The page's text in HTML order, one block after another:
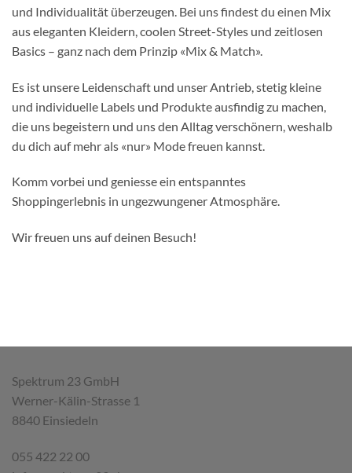
und Individualität überzeugen. Bei uns findest du einen Mix
aus eleganten Kleidern, coolen Street-Styles und zeitlosen
Basics – ganz nach dem Prinzip «Mix & Match».
Es ist unsere Leidenschaft und unser Antrieb, stetig kleine
und individuelle Labels und Produkte ausfindig zu machen,
die uns begeistern und uns den Alltag verschönern, weshalb
du dich auf mehr als «nur» Mode freuen kannst.
Komm vorbei und geniesse ein entspanntes
Shoppingerlebnis in ungezwungener Atmosphäre.
Wir freuen uns auf deinen Besuch!
Spektrum 23 GmbH
Werner-Kälin-Strasse 1
8840 Einsiedeln
055 422 22 00